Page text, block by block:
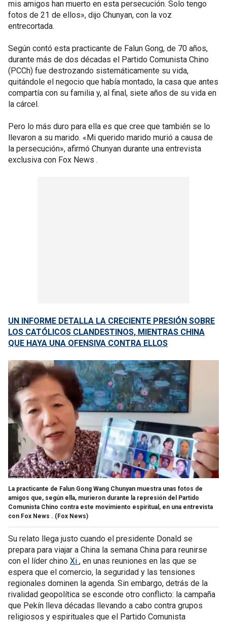
mis amigos han muerto en esta persecución. Solo tengo
fotos de 21 de ellos», dijo Chunyan, con la voz
entrecortada.
Según contó esta practicante de Falun Gong, de 70 años,
durante más de dos décadas el Partido Comunista Chino
(PCCh) fue destrozando sistemáticamente su vida,
quitándole el negocio que había montado, la casa que antes
compartía con su familia y, al final, siete años de su vida en
la cárcel.
Pero lo más duro para ella es que cree que también se lo
llevaron a su marido. «Mi querido marido murió a causa de
la persecución», afirmó Chunyan durante una entrevista
exclusiva con Fox News .
UN INFORME DETALLA LA CRECIENTE PRESIÓN SOBRE
LOS CATÓLICOS CLANDESTINOS, MIENTRAS CHINA
QUE HAYA UNA OFENSIVA CONTRA ELLOS
La practicante de Falun Gong Wang Chunyan muestra unas fotos de
amigos que, según ella, murieron durante la represión del Partido
Comunista Chino contra este movimiento espiritual, en una entrevista
con Fox News . (Fox News)
Su relato llega justo cuando el presidente Donald se
prepara para viajar a China la semana China para reunirse
con el líder chino Xi , en unas reuniones en las que se
espera que el comercio, la seguridad y las tensiones
regionales dominen la agenda. Sin embargo, detrás de la
rivalidad geopolítica se esconde otro conflicto: la campaña
que Pekín lleva décadas llevando a cabo contra grupos
religiosos y espirituales que el Partido Comunista